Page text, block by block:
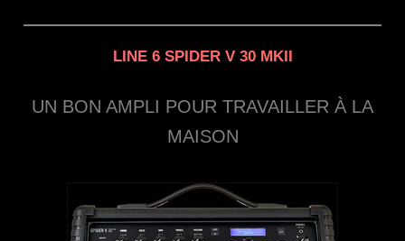
LINE 6 SPIDER V 30 MKII
UN BON AMPLI POUR TRAVAILLER À LA
MAISON